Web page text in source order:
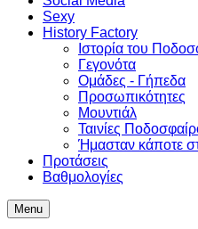
Sexy
History Factory
Ιστορία του
Γεγονότα
Ομάδες - Γήπεδα
Προσωπικότητες
Μουντιάλ
Ταινίες
Ήμασταν κάποτε
Προτάσεις
Βαθμολογίες
Menu